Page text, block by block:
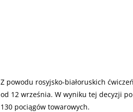
Z powodu rosyjsko-białoruskich
od 12 września. W wyniku tej decyzji
130 pociągów towarowych.